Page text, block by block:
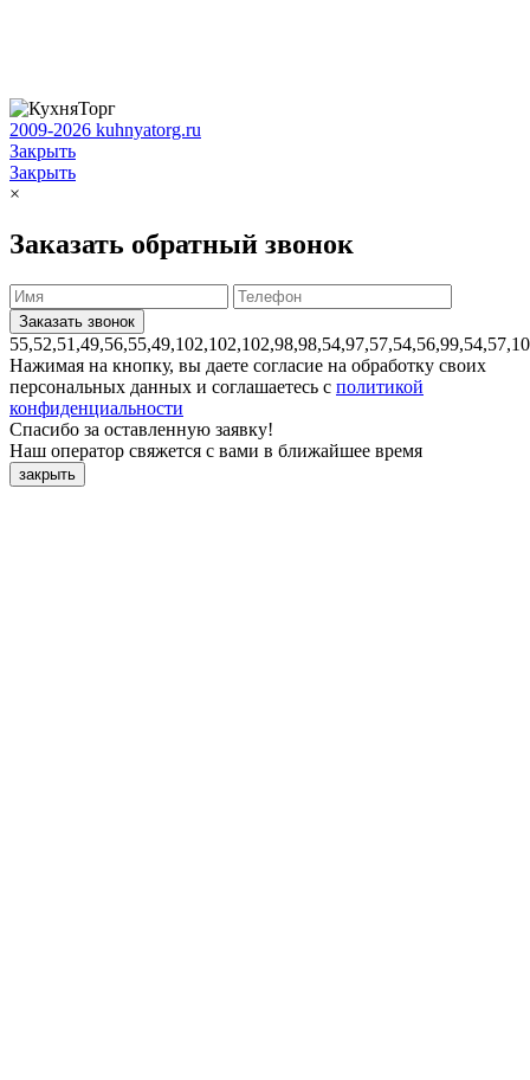
2009-2026 kuhnyatorg.ru
Закрыть
Закрыть
×
Заказать обратный звонок
Нажимая на кнопку, вы даете согласие на обработку своих
персональных данных и соглашаетесь с политикой
конфиденциальности
Спасибо за оставленную заявку!
Наш оператор свяжется с вами в ближайшее время
закрыть